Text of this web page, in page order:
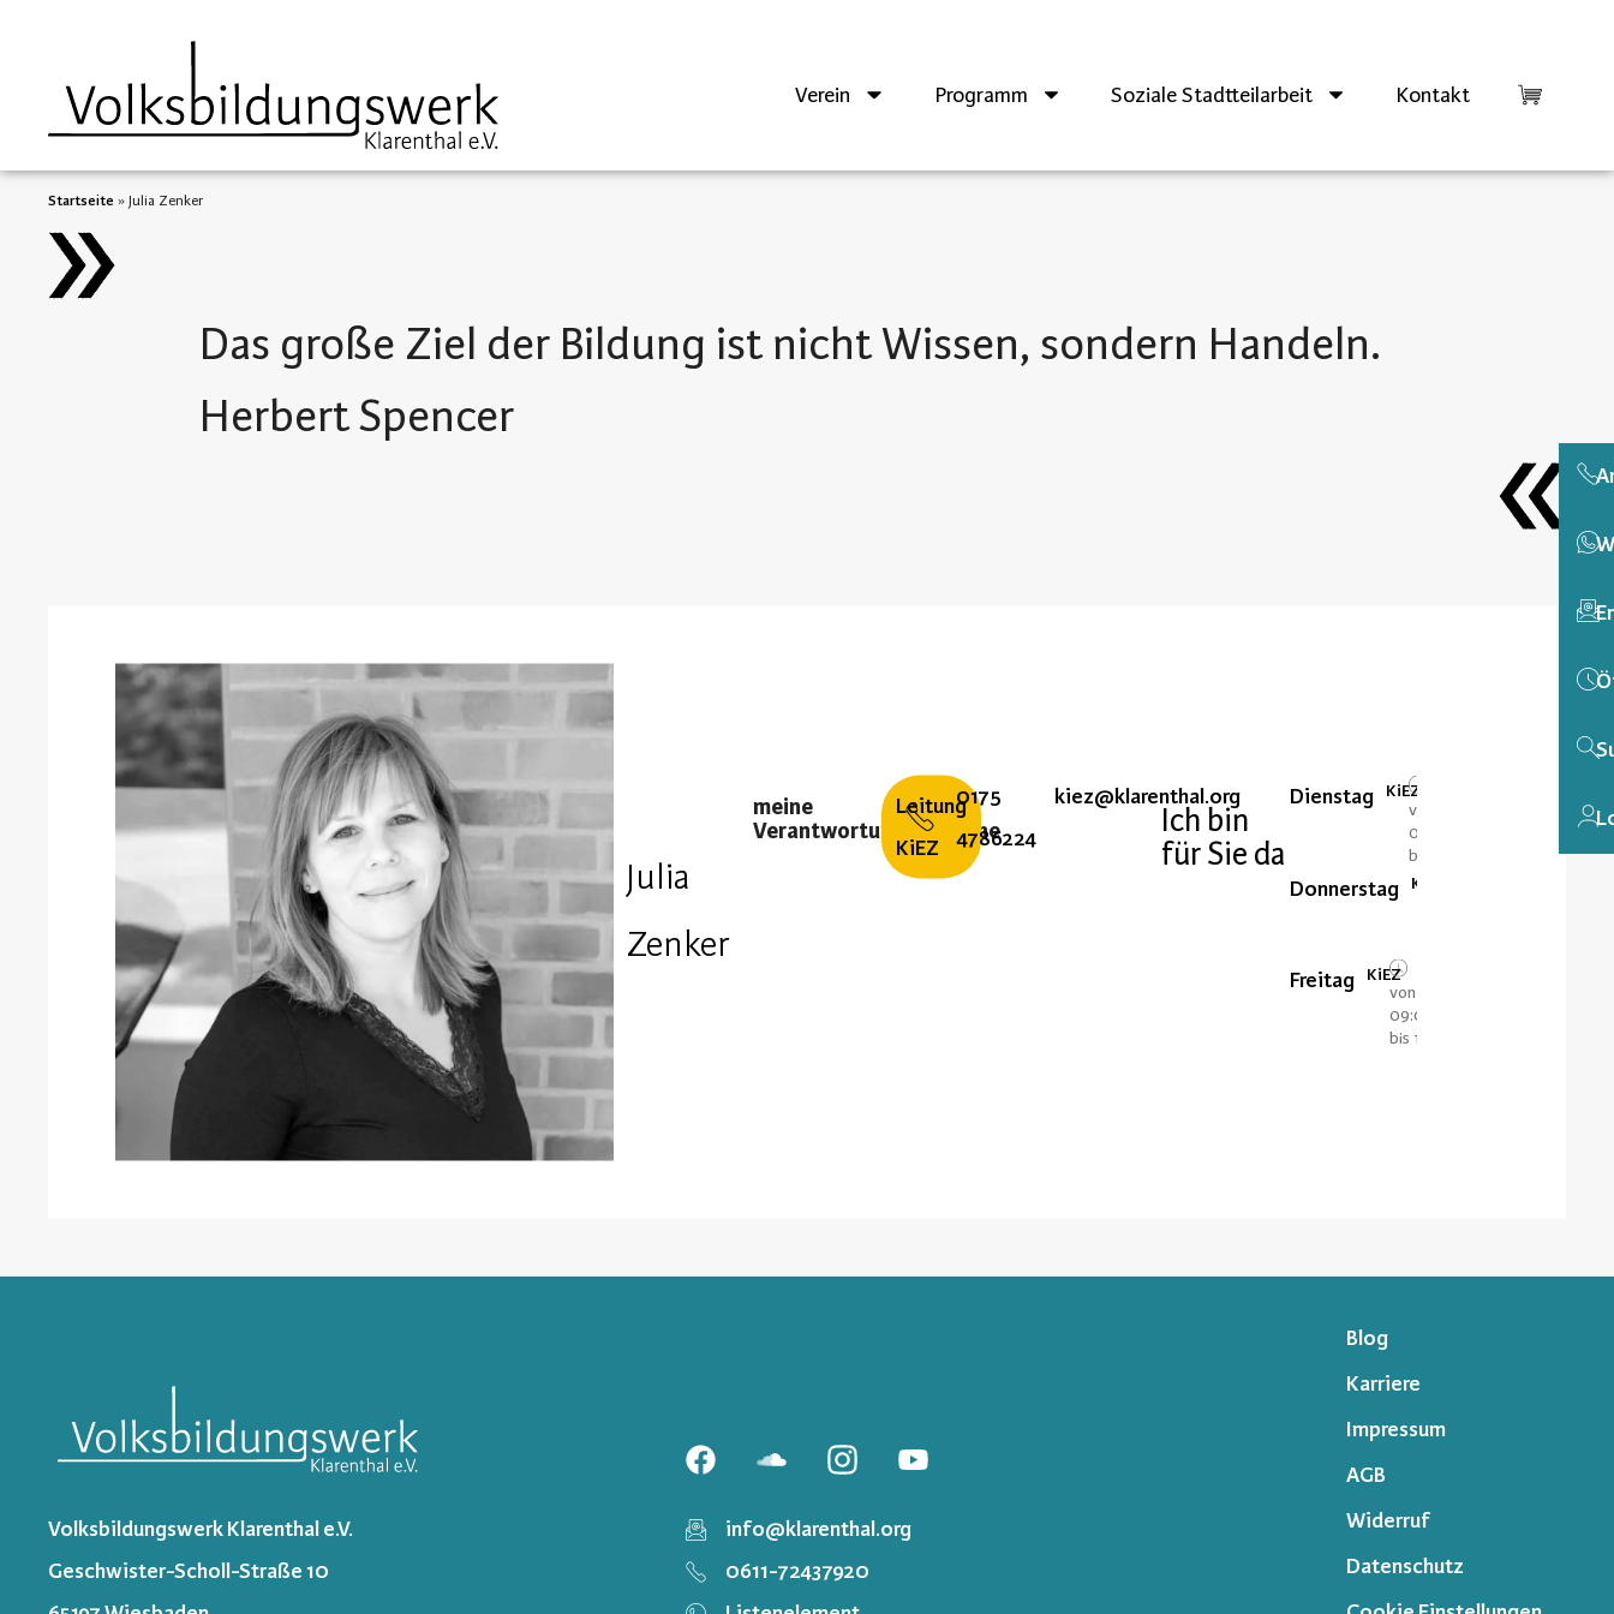
Verein Programm Soziale Stadtteilarbeit Kontakt
Startseite » Julia Zenker
Das große Ziel der Bildung ist nicht Wissen, sondern Handeln.
Herbert Spencer
Julia
Zenker
meine
Verantwortungsbereiche
Leitung
KiEZ
0175
4786224
kiez@klarenthal.org
Ich bin
für Sie da
Dienstag
KiEZ
von
09:00
bis 15:00
Donnerstag
KiEZ
Freitag
KiEZ
von
09:00
bis 15:00
Volksbildungswerk Klarenthal e.V.
Geschwister-Scholl-Straße 10
info@klarenthal.org
0611-72437920
Blog
Karriere
Impressum
AGB
Widerruf
Datenschutz